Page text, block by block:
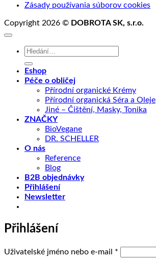
Zásady používania súborov cookies
Copyright 2026 © DOBROTA SK, s.r.o.
Hledat:
Eshop
Péče o obličej
Přírodní organické Krémy
Přírodní organická Séra a Oleje
Jiné – Čištění, Masky, Tonika
ZNAČKY
BioVegane
DR. SCHELLER
O nás
Reference
Blog
B2B objednávky
Přihlášení
Newsletter
Přihlášení
Uživatelské jméno nebo e-mail *